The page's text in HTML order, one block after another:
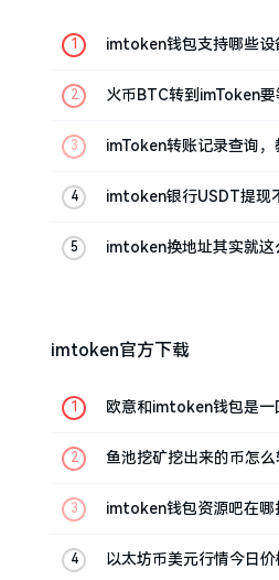
imtoken钱包支持哪些设
火币BTC转到imToken
imToken转账记录查询
imtoken银行USDT提现
imtoken换地址其实就这
imtoken官方下载
欧意和imtoken钱包是一
鱼池挖矿挖出来的币怎
imtoken钱包资源吧在哪
以太坊币美元行情今日